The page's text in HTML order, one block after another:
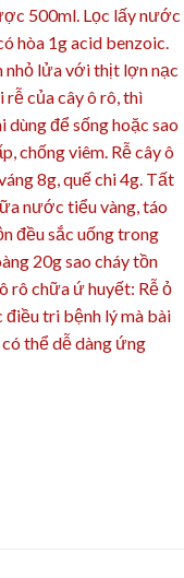
500ml. Lọc lấy nước
hòa 1g acid benzoic.
nhỏ lửa với thịt lợn nạc
của cây ô rô, thì
để sống hoặc sao
chống viêm. Rễ cây ô
8g, quế chi 4g. Tất
nước tiểu vàng, táo
đều sắc uống trong
20g sao cháy tồn
rô chữa ứ huyết: Rễ ỏ
điều tri bệnh lý mà bài
thể dễ dàng ứng